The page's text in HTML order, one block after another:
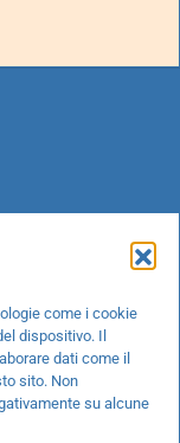
come i cookie
dispositivo. Il
dati come il
sito. Non
su alcune